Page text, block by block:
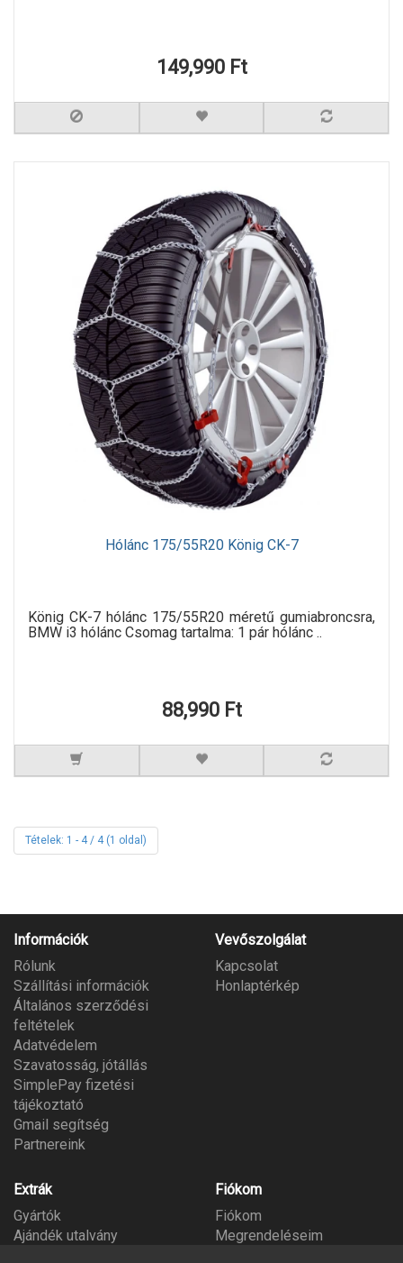
149,990 Ft
Hólánc 175/55R20 König CK-7
König CK-7 hólánc 175/55R20 méretű gumiabroncsra,
BMW i3 hólánc Csomag tartalma: 1 pár hólánc ..
88,990 Ft
Tételek: 1 - 4 / 4 (1 oldal)
Információk
Rólunk
Szállítási információk
Általános szerződési
feltételek
Adatvédelem
Szavatosság, jótállás
SimplePay fizetési
tájékoztató
Gmail segítség
Partnereink
Vevőszolgálat
Kapcsolat
Honlaptérkép
Extrák
Gyártók
Ajándék utalvány
Fiókom
Fiókom
Megrendeléseim